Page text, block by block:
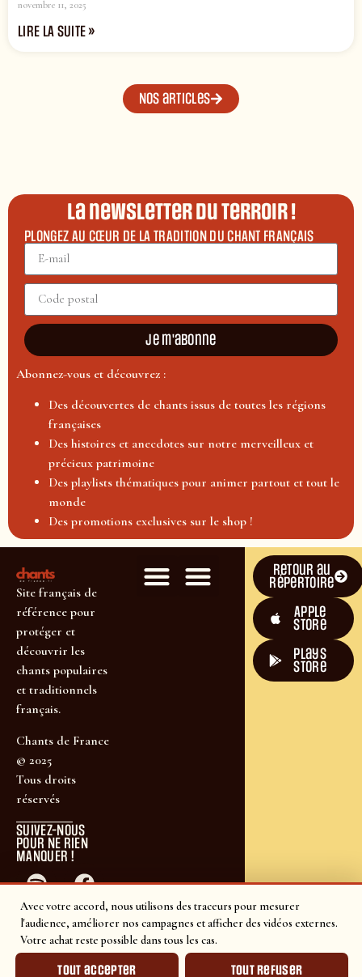
Avec votre accord, nous utilisons des traceurs pour mesurer
l'audience, améliorer nos campagnes et afficher des vidéos externes.
Votre achat reste possible dans tous les cas.
Tout accepter Tout refuser
novembre 11, 2025
LIRE LA SUITE »
Nos articles
La newsletter du terroir !
PLONGEZ AU CŒUR DE LA TRADITION DU CHANT FRANÇAIS
Je m'abonne
Abonnez-vous et découvrez :
Des découvertes de chants issus de toutes les régions
françaises
Des histoires et anecdotes sur notre merveilleux et
précieux patrimoine
Des playlists thématiques pour animer partout et tout le
monde
Des promotions exclusives sur le shop !
Site français de
référence pour
protéger et
découvrir les
chants populaires
et traditionnels
français.
Chants de France
© 2025
Tous droits
réservés
SUIVEZ-NOUS
POUR NE RIEN
MANQUER !
Retour au
répertoire
Apple
Store
plays
store